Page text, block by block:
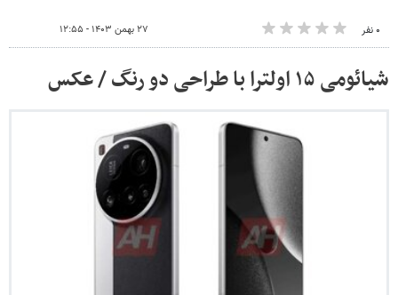
۰ نفر ۲۷ بهمن ۱۴۰۳ - ۱۲:۵۵
شیائومی ۱۵ اولترا با طراحی دو رنگ / عکس